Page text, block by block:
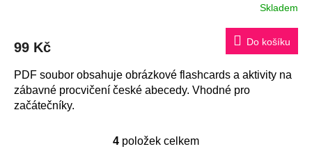
Skladem
99 Kč Do košíku
PDF soubor obsahuje obrázkové flashcards a aktivity na
zábavné procvičení české abecedy. Vhodné pro
začátečníky.
O
4 položek celkem